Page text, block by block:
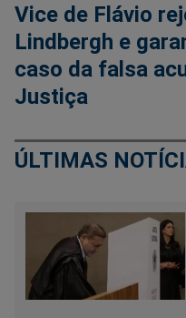
Vice de Flávio
Lindbergh e
caso da falsa
Justiça
ÚLTIMAS